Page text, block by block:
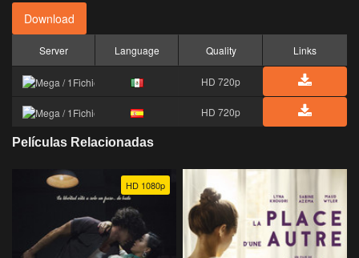
Download
Server Language Quality Links
HD 720p
HD 720p
Películas Relacionadas
HD 1080p